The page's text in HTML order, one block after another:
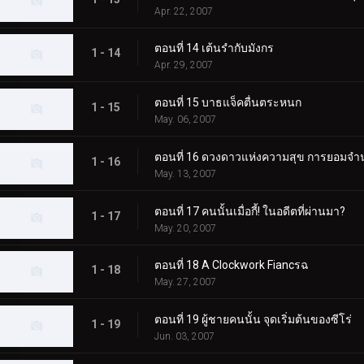
Apr. 22, 2007
1 - 14 ตอนที่ 14 เต้นรำกับมังกร
Apr. 29, 2007
1 - 15 ตอนที่ 15 บาธแจ็คตื่นตระหนก
May. 06, 2007
1 - 16 ตอนที่ 16 ดวงดาวแห่งความสุข การยอมจ
May. 13, 2007
1 - 17 ตอนที่ 17 คนนั้นเมื่อกี้! ในอดีตที่ผ่านมา?
May. 20, 2007
1 - 18 ตอนที่ 18 A Clockwork Fiancรฉ
May. 27, 2007
1 - 19 ตอนที่ 19 ผู้ชายคนนั้น จุดเริ่มต้นของซีโร่
Jun. 03, 2007